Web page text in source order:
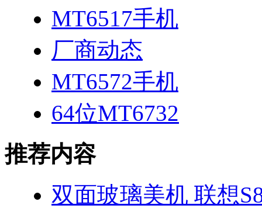
MT6517手机
厂商动态
MT6572手机
64位MT6732
推荐内容
双面玻璃美机 联想